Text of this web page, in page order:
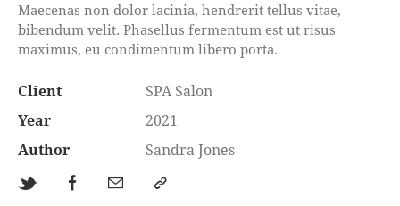
Maecenas non dolor lacinia, hendrerit tellus vitae,
bibendum velit. Phasellus fermentum est ut risus
maximus, eu condimentum libero porta.
Client
SPA Salon
Year
2021
Author
Sandra Jones